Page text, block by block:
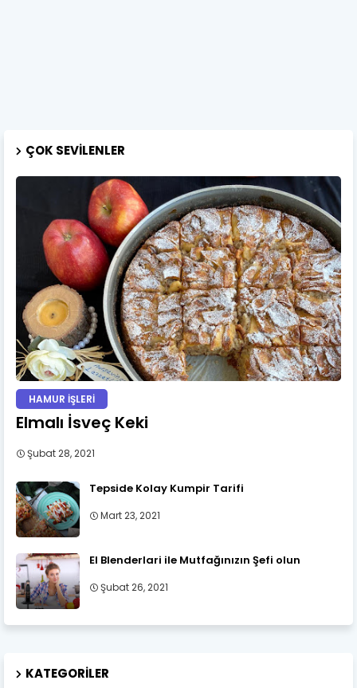
ÇOK SEVILENLER
HAMUR İŞLERİ
Elmalı İsveç Keki
Şubat 28, 2021
Tepside Kolay Kumpir Tarifi
Mart 23, 2021
El Blenderlari ile Mutfağınızın Şefi olun
Şubat 26, 2021
KATEGORILER